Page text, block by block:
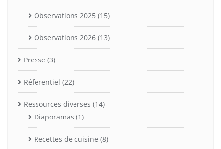
Observations 2025 (15)
Observations 2026 (13)
Presse (3)
Référentiel (22)
Ressources diverses (14)
Diaporamas (1)
Recettes de cuisine (8)